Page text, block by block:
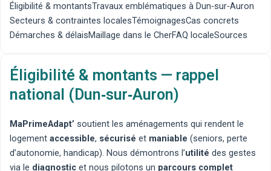
Éligibilité & montantsTravaux emblématiques à Dun‑sur‑Auron
Secteurs & contraintes localesTémoignagesCas concrets
Démarches & délaisMaillage dans le CherFAQ localeSources
Éligibilité & montants — rappel
national (Dun‑sur‑Auron)
MaPrimeAdapt’ soutient les aménagements qui rendent le
logement accessible, sécurisé et maniable (seniors, perte
d’autonomie, handicap). Nous démontrons l’utilité des gestes
via le diagnosticet nous pilotons un parcours complet